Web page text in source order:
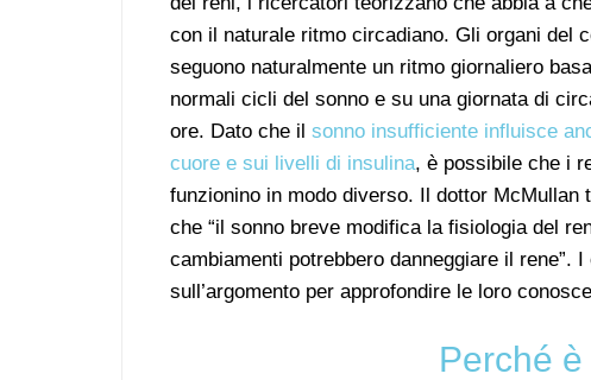
con il naturale ritmo circadiano. Gli organi del
seguono naturalmente un ritmo giornaliero
normali cicli del sonno e su una giornata di
ore. Dato che il sonno insufficiente influisce
cuore e sui livelli di insulina, è possibile che i
funzionino in modo diverso. Il dottor McMullan
che “il sonno breve modifica la fisiologia del
cambiamenti potrebbero danneggiare il rene”.
sull’argomento per approfondire le loro
Perché